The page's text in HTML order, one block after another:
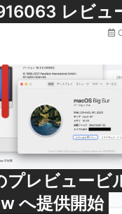
レビュ
プレビュービ
へ提供開始